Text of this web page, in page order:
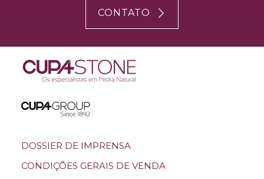
CONTATO
DOSSIER DE IMPRENSA
CONDIÇÕES GERAIS DE VENDA